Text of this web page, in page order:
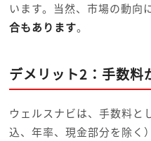
います。当然、市場の動向
合もあります。
デメリット2：手数料
ウェルスナビは、手数料と
込、年率、現金部分を除く